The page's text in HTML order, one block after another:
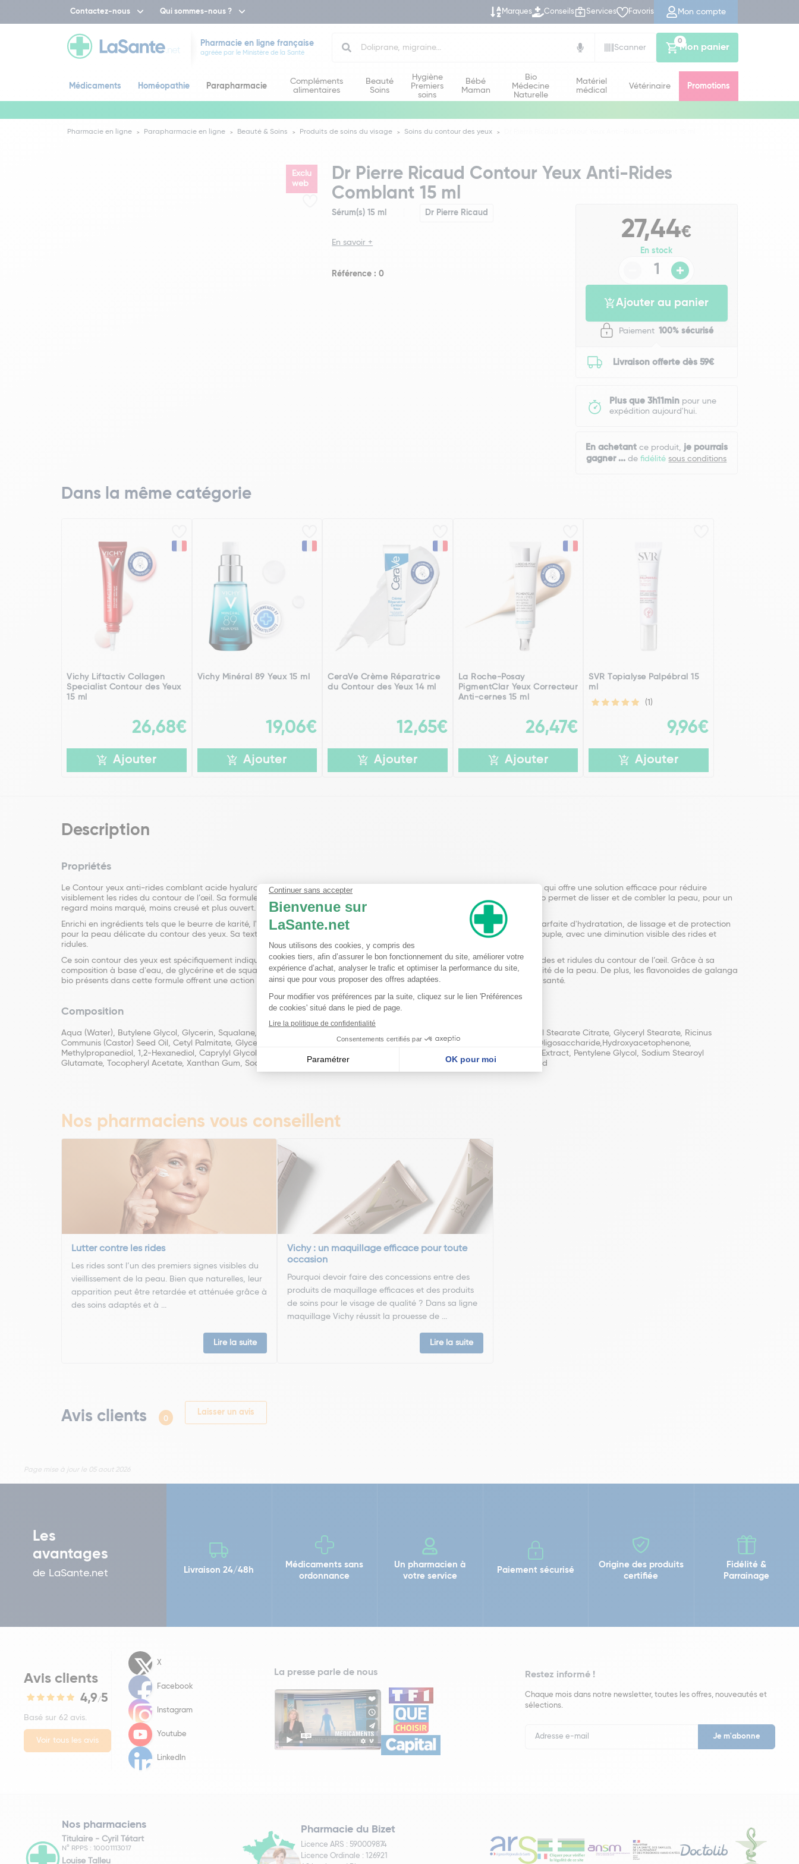
Contactez-nous Qui sommes-nous ? Marques Conseils Services Favoris Mon compte
Pharmacie en ligne française
agréée par le Ministère de la Santé
Scanner
Mon panier
0
Médicaments Homéopathie Parapharmacie
Compléments
alimentaires
Beauté
Soins
Hygiène
Premiers
soins
Bébé
Maman
Bio
Médecine
Naturelle
Matériel
médical
Vétérinaire Promotions
Pharmacie en ligne Parapharmacie en ligne Beauté & Soins Produits de soins du visage Soins du contour des yeux
Exclu
web
Dr Pierre Ricaud Contour Yeux Anti-Rides
Comblant 15 ml
Sérum(s) 15 ml Dr Pierre Ricaud
En savoir +
Référence : 0
27,44€
En stock
Ajouter au panier
Paiement 100% sécurisé
Livraison offerte dès 59€
Plus que 3h11minpour une
expédition aujourd'hui.
En achetantce produit, je pourrais
gagner ... defidélitésous conditions
Dans la même catégorie
Vichy Liftactiv Collagen
Specialist Contour des Yeux
15 ml
26,68€
Ajouter
Vichy Minéral 89 Yeux 15 ml
19,06€
Ajouter
CeraVe Crème Réparatrice
du Contour des Yeux 14 ml
12,65€
Ajouter
La Roche-Posay
PigmentClar Yeux Correcteur
Anti-cernes 15 ml
26,47€
Ajouter
SVR Topialyse Palpébral 15
ml
(1)
9,96€
Ajouter
Description
Propriétés
Le Contour yeux anti-rides comblant acide hyaluronique pur + flavonoïdes de galanga bio est un soin regard révolutionnaire qui offre une solution efficace pour réduire
visiblement les rides du contour de l’œil. Sa formule unique à base d'acide hyaluronique pur et de flavonoïdes de galanga bio permet de lisser et de combler la peau, pour un
regard moins marqué, moins creusé et plus ouvert.
Enrichi en ingrédients tels que le beurre de karité, l'huile de ricin et l'extrait d'amande douce, ce soin offre une combinaison parfaite d'hydratation, de lissage et de protection
pour la peau délicate du contour des yeux. Sa texture légère et non grasse pénètre rapidement, laissant la peau douce et souple, avec une diminution visible des rides et
ridules.
Ce soin contour des yeux est spécifiquement indiqué pour lutter contre les signes de l'âge, en agissant efficacement sur les rides et ridules du contour de l’œil. Grâce à sa
composition à base d'eau, de glycérine et de squalane, il apporte une hydratation en profondeur tout en améliorant l'élasticité de la peau. De plus, les flavonoïdes de galanga
bio présents dans cette formule offrent une action anti-âge puissante, pour une peau visiblement plus jeune et éclatante de santé.
Composition
Aqua (Water), Butylene Glycol, Glycerin, Squalane, Caprylic/Capric Triglyceride, Butyrospermum Parkii (Shea) Butter, Glyceryl Stearate Citrate, Glyceryl Stearate, Ricinus
Communis (Castor) Seed Oil, Cetyl Palmitate, Glyceryl Behenate, Cetyl Alcohol, Polyacrylate Crosspolymer-6, Alpha-Glucan Oligosaccharide,Hydroxyacetophenone,
Methylpropanediol, 1,2-Hexanediol, Caprylyl Glycol, Prunus Amygdalus Dulcis (Sweet Almond) Seed Extract, Alpinia Galanga Extract, Pentylene Glycol, Sodium Stearoyl
Glutamate, Tocopheryl Acetate, Xanthan Gum, Sodium Hyaluronate, Sodium Hydroxide, Hyaluronic Acid, Silanetriol, Citric Acid
Nos pharmaciens vous conseillent
Lutter contre les rides
Les rides sont l’un des premiers signes visibles du
vieillissement de la peau. Bien que naturelles, leur
apparition peut être retardée et atténuée grâce à
des soins adaptés et à ...
Lire la suite
Vichy : un maquillage efficace pour toute
occasion
Pourquoi devoir faire des concessions entre des
produits de maquillage efficaces et des produits
de soins pour le visage de qualité ? Dans sa ligne
maquillage Vichy réussit la prouesse de ...
Lire la suite
Avis clients 0
Laisser un avis
Page mise à jour le 05 aout 2026
Les
avantages
de LaSante.net Livraison 24/48h
Médicaments sans
ordonnance
Un pharmacien à
votre service
Paiement sécurisé
Origine des produits
certifiée
Fidélité &
Parrainage
Avis clients
4,9/5
Basé sur 62 avis.
Voir tous les avis
X
Facebook
Instagram
Youtube
LinkedIn
La presse parle de nous Restez informé !
Chaque mois dans notre newsletter, toutes les offres, nouveautés et
sélections.
Newsletter
Nos pharmaciens
Titulaire - Cyril Tétart
N° RPPS : 10001113017
Louise Talleu
Pharmacie du Bizet
Licence ARS : 590009874
Licence Ordinale : 126921